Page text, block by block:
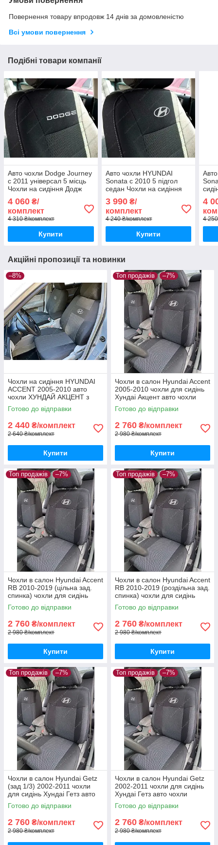
Повернення товару впродовж 14 днів за домовленістю
Всі умови повернення
Подібні товари компанії
Авто чохли Dodge Journey
с 2011 універсал 5 місць
Чохли на сидіння Додж
4 060 ₴/
комплект
4 310 ₴/комплект
Купити
Авто чохли HYUNDAI
Sonata с 2010 5 підгол
седан Чохли на сидіння
3 990₴/
комплект
4 240 ₴/комплект
Купити
4
4
Акційні пропозиції та новинки
–8%
Чохли на сидіння HYUNDAI
ACCENT 2005-2010 авто
чохли ХУНДАЙ АКЦЕНТ з
2005 по 2010
Готово до відправки
2 440 ₴/комплект
2 640 ₴/комплект
Купити
Топ продажів –7%
Чохли в салон Hyundai Accent
2005-2010 чохли для сидінь
Хундаі Акцент авто чохли
Hyundai Accent
Готово до відправки
2 760 ₴/комплект
2 980 ₴/комплект
Купити
Топ продажів –7%
Чохли в салон Hyundai Accent
RB 2010-2019 (цільна зад.
спинка) чохли для сидінь
Хундаі Акцент авто чохли
Hyundai Accent RB
Готово до відправки
2 760 ₴/комплект
2 980 ₴/комплект
Купити
Топ продажів –7%
Чохли в салон Hyundai Accent
RB 2010-2019 (роздільна зад.
спинка) чохли для сидінь
Хундаі Акцент авто чохли
Hyundai Accent RB
Готово до відправки
2 760 ₴/комплект
2 980 ₴/комплект
Купити
Топ продажів –7%
Чохли в салон Hyundai Getz
(зад 1/3) 2002-2011 чохли
для сидінь Хундаі Гетз авто
чохли Hyundai Getz
Готово до відправки
2 760 ₴/комплект
2 980 ₴/комплект
Топ продажів –7%
Чохли в салон Hyundai Getz
2002-2011 чохли для сидінь
Хундаі Гетз авто чохли
Hyundai Getz
Готово до відправки
2 760 ₴/комплект
2 980 ₴/комплект